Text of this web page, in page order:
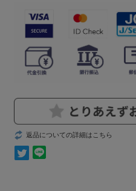
返品についての詳細はこちら